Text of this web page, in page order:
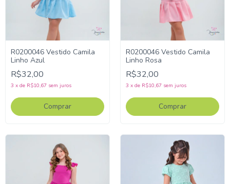
R0200046 Vestido Camila
Linho Azul
R$32,00
3 x de R$10,67 sem juros
Comprar
R0200046 Vestido Camila
Linho Rosa
R$32,00
3 x de R$10,67 sem juros
Comprar